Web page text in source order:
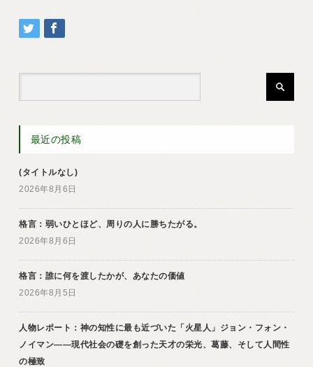
最近の投稿
(タイトルなし)
2026年8月6日
格言：弱いひとほど、周りの人に勝ちたがる。
2026年8月6日
格言：誰に何を渡したかが、あなたの価値
2026年8月5日
人物レポート：神の知性に最も近づいた「火星人」ジョン・フォン・
ノイマン――現代社会の礎を創った天才の栄光、葛藤、そして人間性
の極致